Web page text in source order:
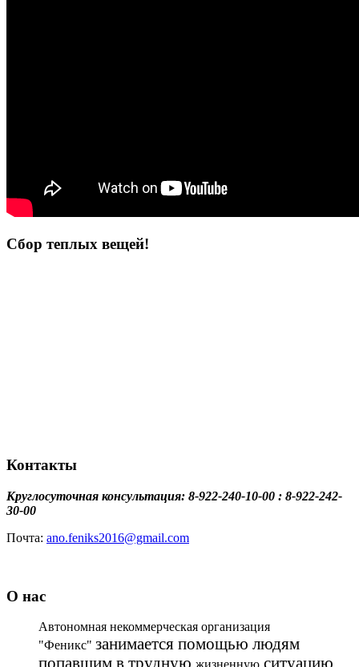
Сбор теплых вещей!
Контакты
Круглосуточная консультация: 8-922-240-10-00 : 8-922-242-
30-00
Почта: ano.feniks2016@gmail.com
О нас
Автономная некоммерческая организация
"Феникс" занимается помощью людям
попавшим в трудную
ситуацию,